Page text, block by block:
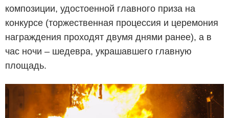
композиции, удостоенной главного приза на
конкурсе (торжественная процессия и церемония
награждения проходят двумя днями ранее), а в
час ночи – шедевра, украшавшего главную
площадь.